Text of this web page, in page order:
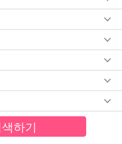
【西表島】当日予約OK☆茜色の夕焼
世界遺産西表島の大自然の中でサンセ
ー★《写真無料＆上原地区送迎OK》
8,900엔→ 7,900円